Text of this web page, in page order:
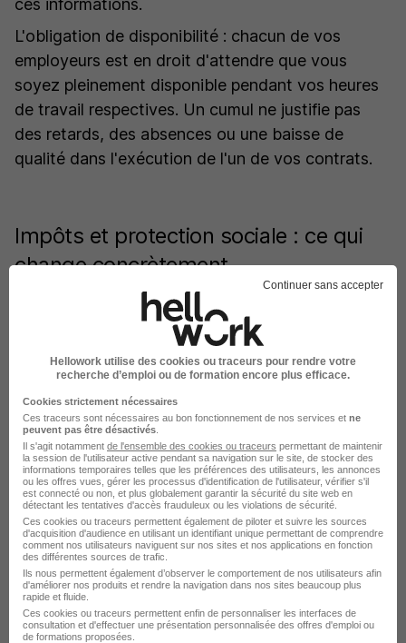
ces informations.
L'obligation de disponibilité : chacun de vos
employeurs est en droit d'attendre que vous
soyez pleinement disponible pendant vos heures
de travail respectives. Un cumul ne justifie pas
des retards, des absences ou une baisse de
qualité dans l'exécution de l'un de vos contrats.
Impôts et protection sociale : ce qui
change concrètement
Cumuler deux contrats a des conséquences
pratiques sur votre situation fiscale et sociale qu'il
est utile d'anticiper.
Cumul des revenus et prélèvement à la
source
Les revenus issus de vos deux contrats
s'additionnent et forment une seule base
imposable. Chaque employeur prélève l'impôt à la
source sur les salaires qu'il vous verse, en
appliquant le taux transmis par l'administration
fiscale. Ce taux est calculé sur l'ensemble de vos
revenus déclarés.
Continuer sans accepter
Hellowork utilise des cookies ou traceurs pour rendre votre
recherche d’emploi ou de formation encore plus efficace.
Cookies strictement nécessaires
Ces traceurs sont nécessaires au bon fonctionnement de nos services et ne
peuvent pas être désactivés
Il s'agit notamment de l'ensemble des cookies ou traceurs permettant de maintenir
la session de l'utilisateur active pendant sa navigation sur le site, de stocker des
informations temporaires telles que les préférences des utilisateurs, les annonces
ou les offres vues, gérer les processus d'identification de l'utilisateur, vérifier s'il
est connecté ou non, et plus globalement garantir la sécurité du site web en
détectant les tentatives d'accès frauduleux ou les violations de sécurité.
Ces cookies ou traceurs permettent également de piloter et suivre les sources
d'acquisition d'audience en utilisant un identifiant unique permettant de comprendre
comment nos utilisateurs naviguent sur nos sites et nos applications en fonction
des différentes sources de trafic.
Ils nous permettent également d’observer le comportement de nos utilisateurs afin
d'améliorer nos produits et rendre la navigation dans nos sites beaucoup plus
rapide et fluide.
Ces cookies ou traceurs permettent enfin de personnaliser les interfaces de
consultation et d'effectuer une présentation personnalisée des offres d'emploi ou
de formations proposées.